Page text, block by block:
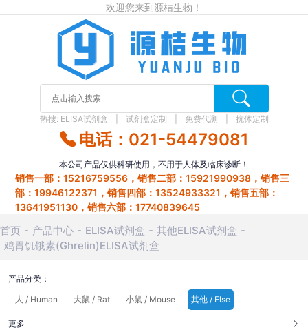
欢迎您来到源桔生物！
热搜: ELISA试剂盒 试剂盒定制 免费代测 抗体定制
电话：021-54479081
本公司产品仅供科研使用，不用于人体及临床诊断！
销售一部：15216759556，销售二部：15921990938，销售三
部：19946122371，销售四部：13524933321，销售五部：
13641951130，销售六部：17740839645
首页 产品中心 ELISA试剂盒
其他ELISA试剂盒
鸡胃饥饿素(Ghrelin)ELISA试剂盒
产品分类：
人 / Human
大鼠 / Rat 小鼠 / Mouse 其他 / Else
更多